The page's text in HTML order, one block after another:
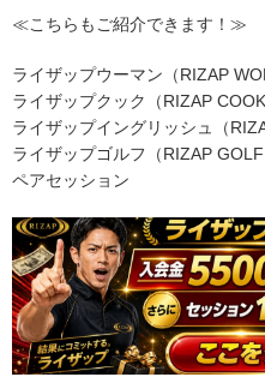
≪こちらもご紹介できます！≫
ライザップウーマン（RIZAP
ライザップクック（RIZAP COOK
ライザップイングリッシュ（
ライザップゴルフ（RIZAP GOLF
ペアセッション